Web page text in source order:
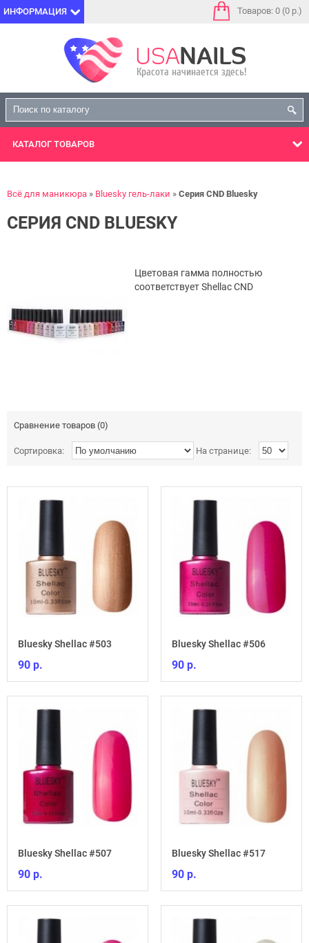
ИНФОРМАЦИЯ Товаров: 0 (0 р.)
КАТАЛОГ ТОВАРОВ
Всё для маникюра Bluesky гель-лаки Серия CND Bluesky
СЕРИЯ CND BLUESKY
Цветовая гамма полностью
соответствует Shellac CND
Сравнение товаров (0)
Сортировка: На странице:
Bluesky Shellac #503
90 р.
Bluesky Shellac #506
90 р.
Bluesky Shellac #507
90 р.
Bluesky Shellac #517
90 р.